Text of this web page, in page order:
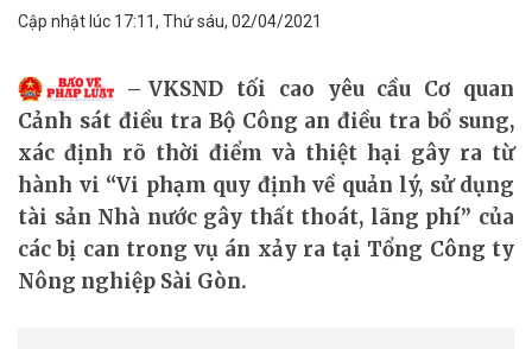
Cập nhật lúc 17:11, Thứ sáu, 02/04/2021
VKSND tối cao yêu cầu Cơ quan
Cảnh sát điều tra Bộ Công an điều tra bổ sung,
xác định rõ thời điểm và thiệt hại gây ra từ
hành vi “Vi phạm quy định về quản lý, sử dụng
tài sản Nhà nước gây thất thoát, lãng phí” của
các bị can trong vụ án xảy ra tại Tổng Công ty
Nông nghiệp Sài Gòn.